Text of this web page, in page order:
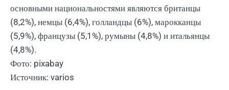
основными национальностями являются британцы
(8,2%), немцы (6,4%), голландцы (6%), марокканцы
(5,9%), французы (5,1%), румыны (4,8%) и итальянцы
(4,8%).
Фото: pixabay
Источник: varios